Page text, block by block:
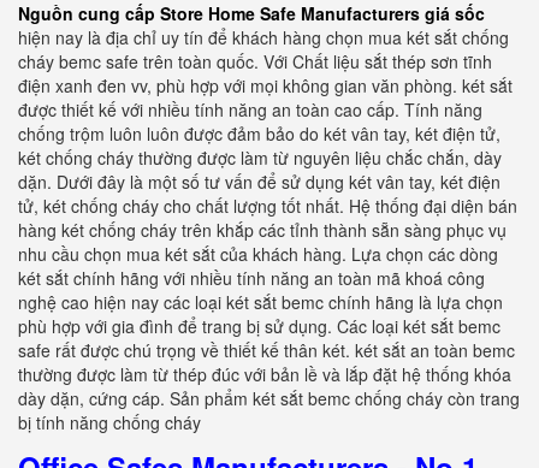
Nguồn cung cấp Store Home Safe Manufacturers giá sốc
hiện nay là địa chỉ uy tín để khách hàng chọn mua két sắt chống
cháy bemc safe trên toàn quốc. Với Chất liệu sắt thép sơn tĩnh
điện xanh đen vv, phù hợp với mọi không gian văn phòng. két sắt
được thiết kế với nhiều tính năng an toàn cao cấp. Tính năng
chống trộm luôn luôn được đảm bảo do két vân tay, két điện tử,
két chống cháy thường được làm từ nguyên liệu chắc chắn, dày
dặn. Dưới đây là một số tư vấn để sử dụng két vân tay, két điện
tử, két chống cháy cho chất lượng tốt nhất. Hệ thống đại diện bán
hàng két chống cháy trên khắp các tỉnh thành sẵn sàng phục vụ
nhu cầu chọn mua két sắt của khách hàng. Lựa chọn các dòng
két sắt chính hãng với nhiều tính năng an toàn mã khoá công
nghệ cao hiện nay các loại két sắt bemc chính hãng là lựa chọn
phù hợp với gia đình để trang bị sử dụng. Các loại két sắt bemc
safe rất được chú trọng về thiết kế thân két. két sắt an toàn bemc
thường được làm từ thép đúc với bản lề và lắp đặt hệ thống khóa
dày dặn, cứng cáp. Sản phẩm két sắt bemc chống cháy còn trang
bị tính năng chống cháy